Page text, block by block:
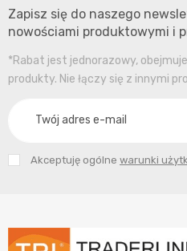
Zapisz się do naszego
nowościami produktowymi i
*Rabat jest jednorazowy,
produkty. Nie łączy się z innymi
Akceptuję ogólne warunki